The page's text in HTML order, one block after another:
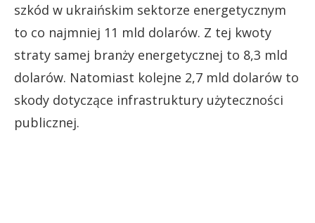
szkód w ukraińskim sektorze energetycznym
to co najmniej 11 mld dolarów. Z tej kwoty
straty samej branży energetycznej to 8,3 mld
dolarów. Natomiast kolejne 2,7 mld dolarów to
skody dotyczące infrastruktury użyteczności
publicznej.